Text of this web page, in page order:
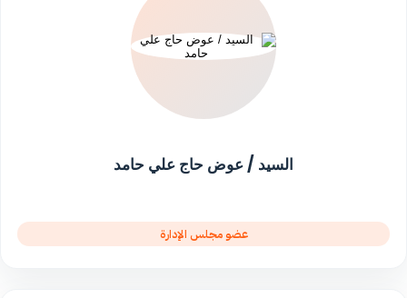
السيد / عوض حاج علي حامد
عضو مجلس الإدارة